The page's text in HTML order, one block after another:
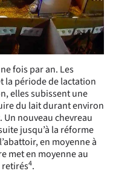
fois par an. Les
la période de lactation
elles subissent une
du lait durant environ
Un nouveau chevreau
jusqu’à la réforme
en moyenne à
met en moyenne au
retirés4.